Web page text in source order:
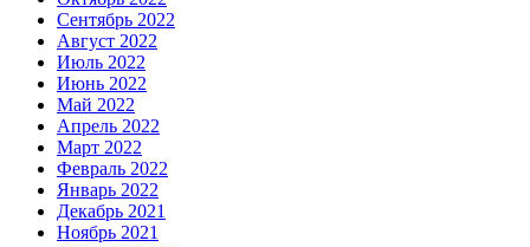
Сентябрь 2022
Август 2022
Июль 2022
Июнь 2022
Май 2022
Апрель 2022
Март 2022
Февраль 2022
Январь 2022
Декабрь 2021
Ноябрь 2021